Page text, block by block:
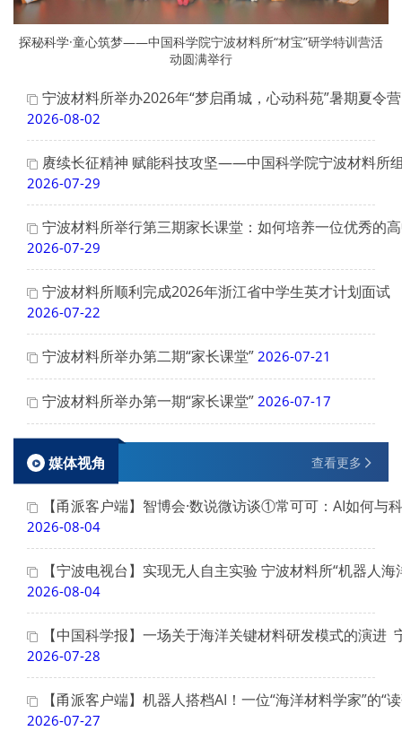
探秘科学·童心筑梦——中国科学院宁波材料所“材宝”研学特训营活
动圆满举行
宁波材料所举办2026年“梦启甬城，心动科苑”暑期夏令营
2026-08-02
赓续长征精神 赋能科技攻坚——中国科学院宁波材料所
2026-07-29
宁波材料所举行第三期家长课堂：如何培养一位优秀的
2026-07-29
宁波材料所顺利完成2026年浙江省中学生英才计划面试
2026-07-22
宁波材料所举办第二期“家长课堂” 2026-07-21
宁波材料所举办第一期“家长课堂” 2026-07-17
媒体视角 查看更多
【甬派客户端】智博会·数说微访谈①常可可：AI如何与
2026-08-04
【宁波电视台】实现无人自主实验 宁波材料所“机器人
2026-08-04
【中国科学报】一场关于海洋关键材料研发模式的演进
2026-07-28
【甬派客户端】机器人搭档AI！一位“海洋材料学家”的“
2026-07-27